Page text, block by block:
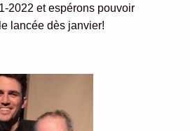
2022 et espérons pouvoir
lancée dès janvier!